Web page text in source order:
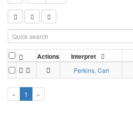
Actions Interpret
Perkins, Carl
« 1 »